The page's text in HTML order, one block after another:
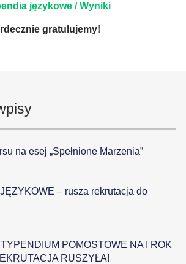
językowe / Wyniki
gratulujemy!
na esej „Spełnione Marzenia”
– rusza rekrutacja do
POMOSTOWE NA I ROK
RUSZYŁA!